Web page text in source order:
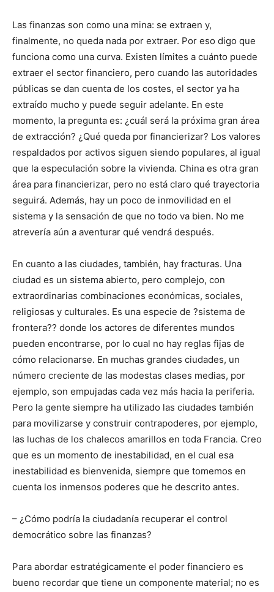
Las finanzas son como una mina: se extraen y,
finalmente, no queda nada por extraer. Por eso digo que
funciona como una curva. Existen límites a cuánto puede
extraer el sector financiero, pero cuando las autoridades
públicas se dan cuenta de los costes, el sector ya ha
extraído mucho y puede seguir adelante. En este
momento, la pregunta es: ¿cuál será la próxima gran área
de extracción? ¿Qué queda por financierizar? Los valores
respaldados por activos siguen siendo populares, al igual
que la especulación sobre la vivienda. China es otra gran
área para financierizar, pero no está claro qué trayectoria
seguirá. Además, hay un poco de inmovilidad en el
sistema y la sensación de que no todo va bien. No me
atrevería aún a aventurar qué vendrá después.
En cuanto a las ciudades, también, hay fracturas. Una
ciudad es un sistema abierto, pero complejo, con
extraordinarias combinaciones económicas, sociales,
religiosas y culturales. Es una especie de ?sistema de
frontera?? donde los actores de diferentes mundos
pueden encontrarse, por lo cual no hay reglas fijas de
cómo relacionarse. En muchas grandes ciudades, un
número creciente de las modestas clases medias, por
ejemplo, son empujadas cada vez más hacia la periferia.
Pero la gente siempre ha utilizado las ciudades también
para movilizarse y construir contrapoderes, por ejemplo,
las luchas de los chalecos amarillos en toda Francia. Creo
que es un momento de inestabilidad, en el cual esa
inestabilidad es bienvenida, siempre que tomemos en
cuenta los inmensos poderes que he descrito antes.
– ¿Cómo podría la ciudadanía recuperar el control
democrático sobre las finanzas?
Para abordar estratégicamente el poder financiero es
bueno recordar que tiene un componente material; no es